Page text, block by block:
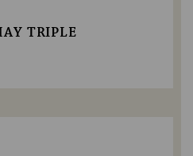
TRIPLE